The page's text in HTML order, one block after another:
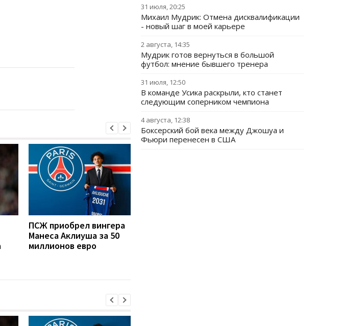
ПСЖ приобрел вингера
Манеса Аклиуша за 50
миллионов евро
31 июля, 20:25
Михаил Мудрик: Отмена дисквалификации
- новый шаг в моей карьере
2 августа, 14:35
Мудрик готов вернуться в большой
футбол: мнение бывшего тренера
31 июля, 12:50
В команде Усика раскрыли, кто станет
следующим соперником чемпиона
4 августа, 12:38
Боксерский бой века между Джошуа и
Фьюри перенесен в США